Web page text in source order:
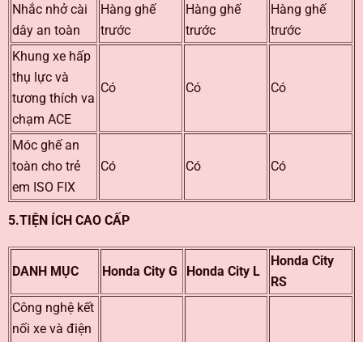
Nhắc nhở cài
dây an toàn
Hàng ghế
trước
Hàng ghế
trước
Hàng ghế
trước
Khung xe hấp
thụ lực và
tương thích va
chạm ACE
Có Có Có
Móc ghế an
toàn cho trẻ
em ISO FIX
Có Có Có
5.TIỆN ÍCH CAO CẤP
DANH MỤC Honda City G Honda City L
Honda City
RS
Công nghệ kết
nối xe và điện